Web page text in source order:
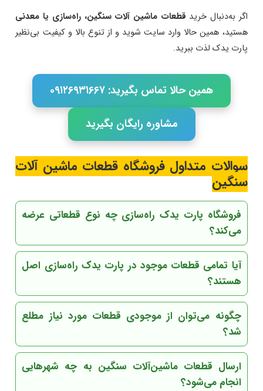
اگر به‌دنبال خرید قطعات ماشین آلات سنگین، راه‌سازی یا معدنی
هستید، همین حالا وارد سایت شوید و از تنوع بالا و کیفیت بی‌نظیر
پارت یدک لذت ببرید.
همین حالا تماس بگیرید: ۰۹۱۲۶۹۳۱۶۶۷
مشاوره رایگان بگیرید
سوالات متداول فروشگاه قطعات ماشین آلات
سنگین
فروشگاه پارت یدک راه‌سازی چه نوع قطعاتی عرضه
می‌کند؟
آیا تمامی قطعات موجود در پارت یدک راه‌سازی اصل
هستند؟
چگونه می‌توان از موجودی قطعات مورد نیاز مطلع
شد؟
ارسال قطعات ماشین‌آلات سنگین به چه شهرهایی
انجام می‌شود؟